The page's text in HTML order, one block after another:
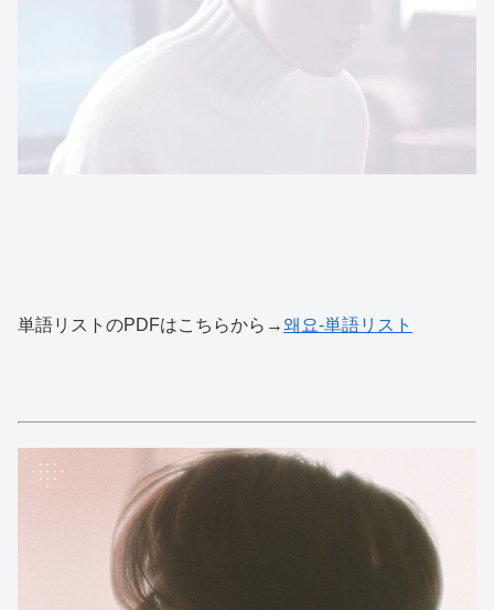
単語リストのPDFはこちらから→왜요-単語リスト